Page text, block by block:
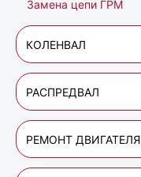
Замена цепи ГРМ
КОЛЕНВАЛ
РАСПРЕДВАЛ
РЕМОНТ ДВИГАТЕЛЯ